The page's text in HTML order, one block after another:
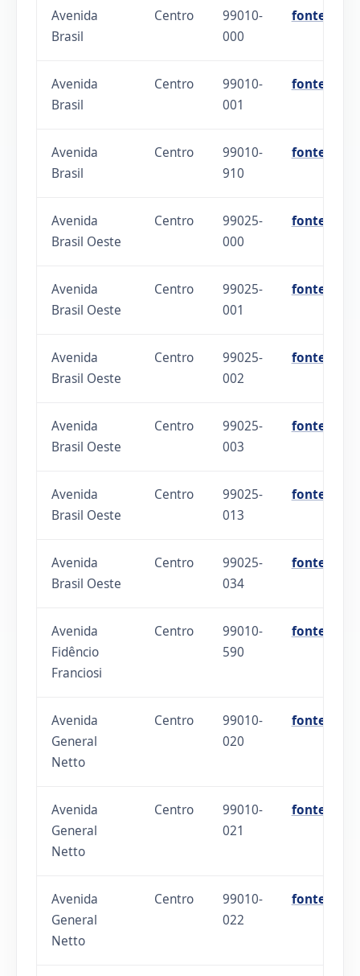
Avenida
Brasil
Centro
99010-
000
fonte
Avenida
Brasil
Centro
99010-
001
fonte
Avenida
Brasil
Centro
99010-
910
fonte
Avenida
Brasil Oeste
Centro
99025-
000
fonte
Avenida
Brasil Oeste
Centro
99025-
001
fonte
Avenida
Brasil Oeste
Centro
99025-
002
fonte
Avenida
Brasil Oeste
Centro
99025-
003
fonte
Avenida
Brasil Oeste
Centro
99025-
013
fonte
Avenida
Brasil Oeste
Centro
99025-
034
fonte
Avenida
Fidêncio
Franciosi
Centro
99010-
590
fonte
Avenida
General
Netto
Centro
99010-
020
fonte
Avenida
General
Netto
Centro
99010-
021
fonte
Avenida
General
Netto
Centro
99010-
022
fonte